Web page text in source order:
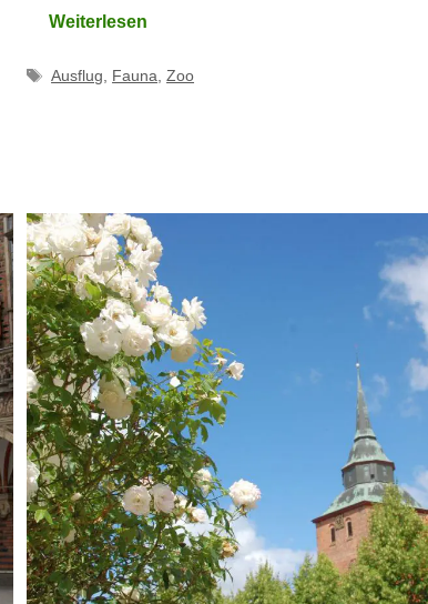
Weiterlesen
Schlagwörter
Ausflug Fauna ,Zoo